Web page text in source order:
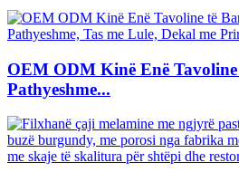
OEM ODM Kinë Enë
Pathyeshme...